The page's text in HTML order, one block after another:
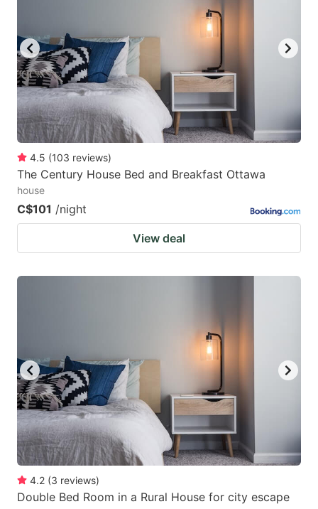
4.5 (103 reviews)
The Century House Bed and Breakfast Ottawa
house
C$101 /night
View deal
4.2 (3 reviews)
Double Bed Room in a Rural House for city escape